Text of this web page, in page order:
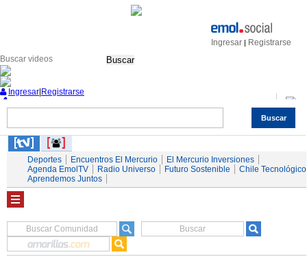
Ingresar | Registrarse
Buscar
Buscar
Ingresar Registrarse
Servicios
Deportes Encuentros El Mercurio
El Mercurio Inversiones
Agenda EmolTV
Radio Universo Futuro Sostenible
Chile Tecnológico
Aprendemos Juntos